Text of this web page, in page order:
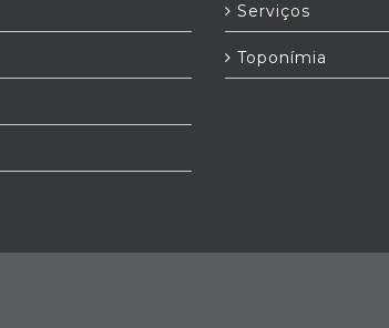
Serviços
Toponímia